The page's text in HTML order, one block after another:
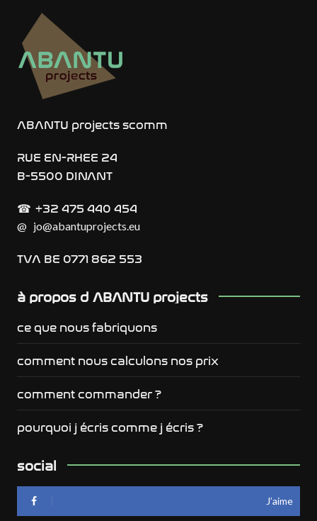
ABANTU projects scomm
RUE EN-RHEE 24
B-5500 DINANT
☎︎ +32 475 440 454
@ jo@abantuprojects.eu
TVA BE 0771 862 553
à propos d ABANTU projects
ce que nous fabriquons
comment nous calculons nos prix
comment commander ?
pourquoi j écris comme j écris ?
social
J’aime